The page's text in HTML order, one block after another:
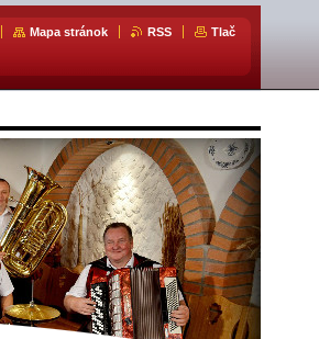
Mapa stránok RSS Tlač